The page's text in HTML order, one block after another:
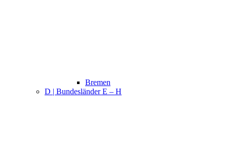
Bremen
D | Bundesländer E – H